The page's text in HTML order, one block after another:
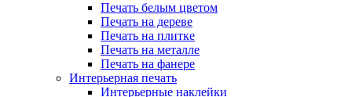
Печать белым цветом
Печать на дереве
Печать на плитке
Печать на металле
Печать на фанере
Интерьерная печать
Интерьерные наклейки